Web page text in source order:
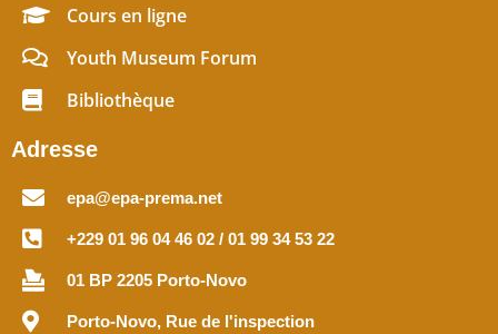
Cours en ligne
Youth Museum Forum
Bibliothèque
Adresse
epa@epa-prema.net
+229 01 96 04 46 02 / 01 99 34 53 22
01 BP 2205 Porto-Novo
Porto-Novo, Rue de l'inspection